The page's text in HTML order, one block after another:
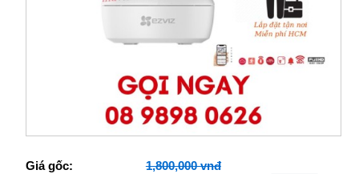
Giá gốc:
1,800,000 vnđ